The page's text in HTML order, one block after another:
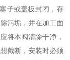
子或盖板封闭，存
污垢，并在加工面
将本阀清除干净，
截断，安装时必须